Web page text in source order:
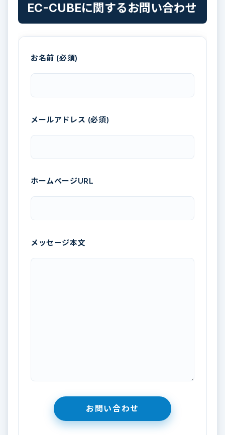
EC-CUBEに関するお問い合わせ
お名前 (必須)
メールアドレス (必須)
ホームページURL
メッセージ本文